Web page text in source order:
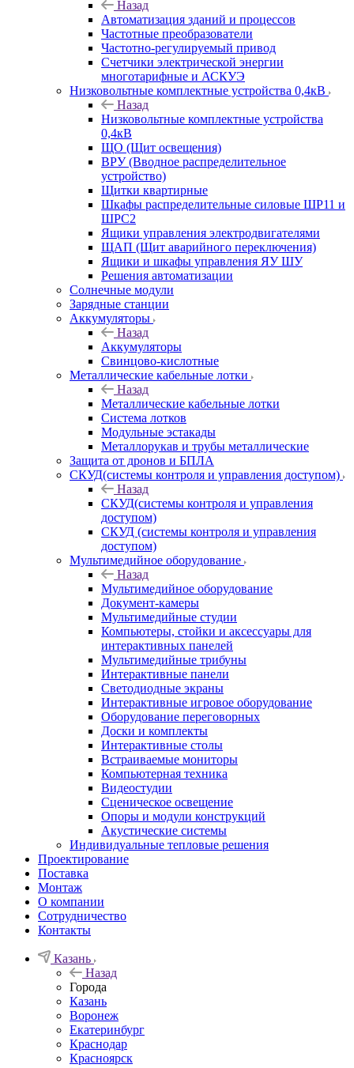
Назад
Автоматизация зданий и процессов
Частотные преобразователи
Частотно-регулируемый привод
Счетчики электрической энергии
многотарифные и АСКУЭ
Низковольтные комплектные устройства 0,4кВ
Назад
Низковольтные комплектные устройства
0,4кВ
ЩО (Щит освещения)
ВРУ (Вводное распределительное
устройство)
Щитки квартирные
Шкафы распределительные силовые ШР11 и
ШРС2
Ящики управления электродвигателями
ЩАП (Щит аварийного переключения)
Ящики и шкафы управления ЯУ ШУ
Решения автоматизации
Солнечные модули
Зарядные станции
Аккумуляторы
Назад
Аккумуляторы
Свинцово-кислотные
Металлические кабельные лотки
Назад
Металлические кабельные лотки
Система лотков
Модульные эстакады
Металлорукав и трубы металлические
Защита от дронов и БПЛА
СКУД(системы контроля и управления доступом)
Назад
СКУД(системы контроля и управления
доступом)
СКУД (системы контроля и управления
доступом)
Мультимедийное оборудование
Назад
Мультимедийное оборудование
Документ-камеры
Мультимедийные студии
Компьютеры, стойки и аксессуары для
интерактивных панелей
Мультимедийные трибуны
Интерактивные панели
Светодиодные экраны
Интерактивные игровое оборудование
Оборудование переговорных
Доски и комплекты
Интерактивные столы
Встраиваемые мониторы
Компьютерная техника
Видеостудии
Cценическое освещение
Опоры и модули конструкций
Акустические системы
Индивидуальные тепловые решения
Проектирование
Поставка
Монтаж
О компании
Сотрудничество
Контакты
Казань
Назад
Города
Казань
Воронеж
Екатеринбург
Краснодар
Красноярск